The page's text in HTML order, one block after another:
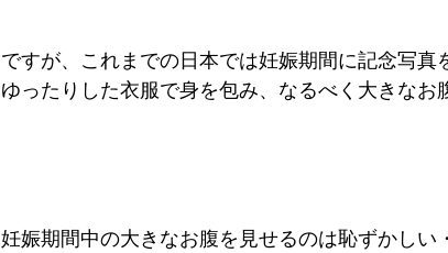
ですが、これまでの日本では妊娠期間に記念写真
ゆったりした衣服で身を包み、なるべく大きなお
妊娠期間中の大きなお腹を見せるのは恥ずかし